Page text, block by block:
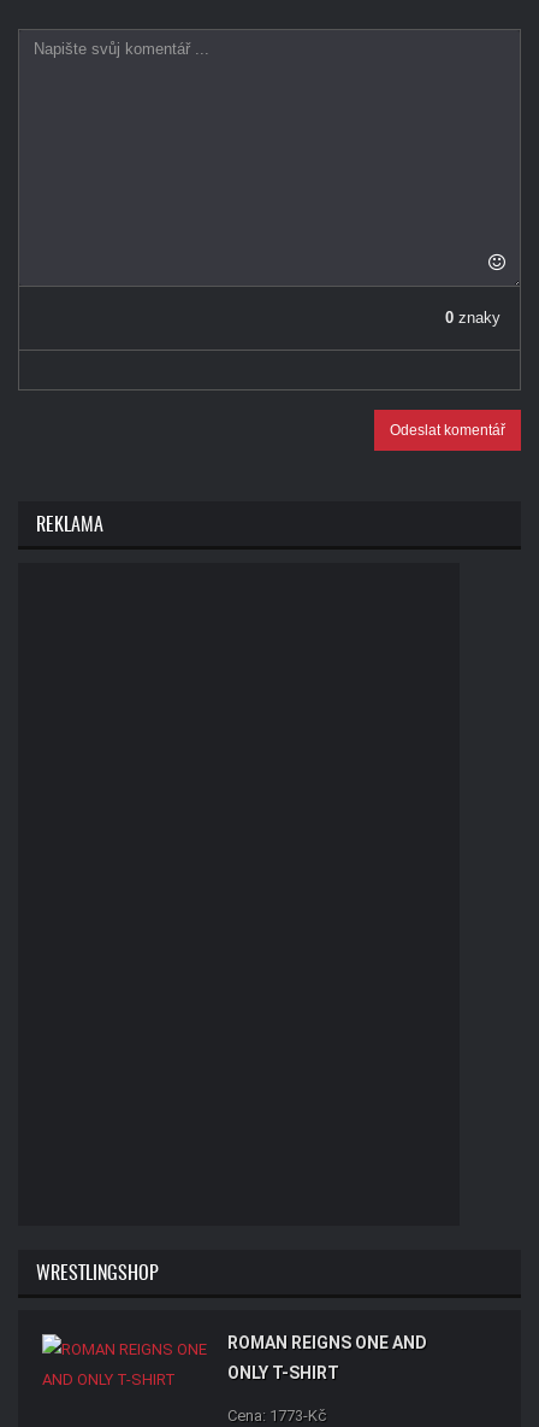
0 znaky
Odeslat komentář
REKLAMA
WRESTLINGSHOP
ROMAN REIGNS ONE AND
ONLY T-SHIRT
Cena: 1773-Kč